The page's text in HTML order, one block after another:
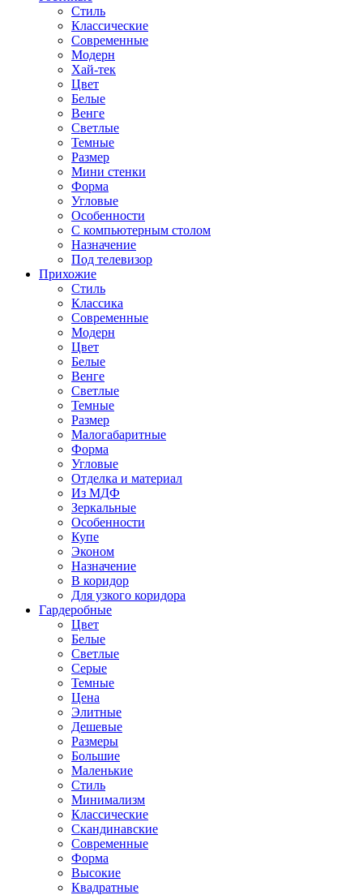
Стиль
Классические
Современные
Модерн
Хай-тек
Цвет
Белые
Венге
Светлые
Темные
Размер
Мини стенки
Форма
Угловые
Особенности
С компьютерным столом
Назначение
Под телевизор
Прихожие
Стиль
Классика
Современные
Модерн
Цвет
Белые
Венге
Светлые
Темные
Размер
Малогабаритные
Форма
Угловые
Отделка и материал
Из МДФ
Зеркальные
Особенности
Купе
Эконом
Назначение
В коридор
Для узкого коридора
Гардеробные
Цвет
Белые
Светлые
Серые
Темные
Цена
Элитные
Дешевые
Размеры
Большие
Маленькие
Стиль
Минимализм
Классические
Скандинавские
Современные
Форма
Высокие
Квадратные